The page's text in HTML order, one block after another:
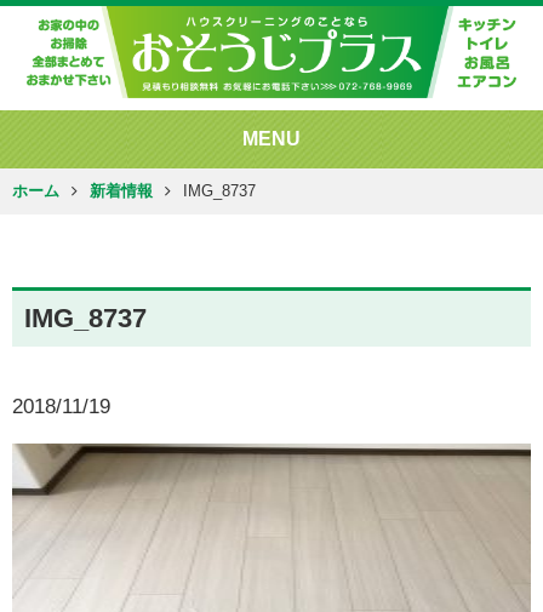
MENU
ホーム 新着情報 IMG_8737
IMG_8737
2018/11/19